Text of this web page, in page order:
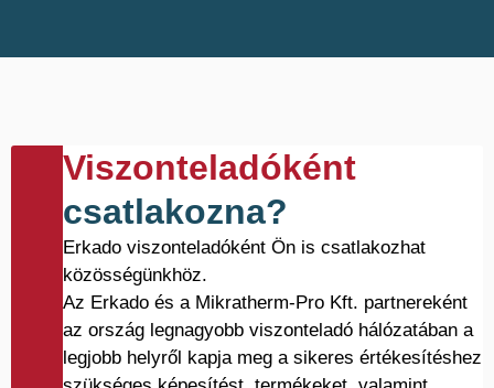
Viszonteladóként
csatlakozna?
Erkado viszonteladóként Ön is csatlakozhat
közösségünkhöz.
Az Erkado és a Mikratherm-Pro Kft. partnereként
az ország legnagyobb viszonteladó hálózatában a
legjobb helyről kapja meg a sikeres értékesítéshez